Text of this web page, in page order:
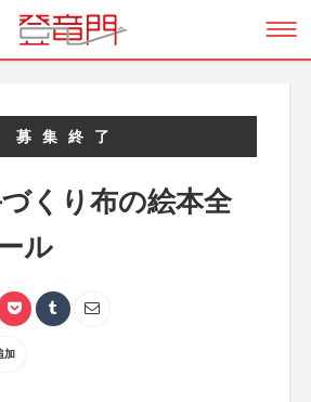
募集終了
くり布の絵本全
ル
加